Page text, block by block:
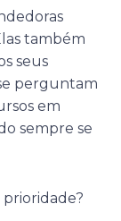
também
seus
perguntam
em
sempre se
prioridade?